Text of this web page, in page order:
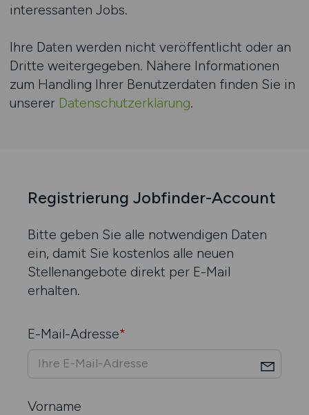
interessanten Jobs.
Ihre Daten werden nicht veröffentlicht oder an
Dritte weitergegeben. Nähere Informationen
zum Handling Ihrer Benutzerdaten finden Sie in
unserer Datenschutzerklärung.
Registrierung Jobfinder-Account
Bitte geben Sie alle notwendigen Daten
ein, damit Sie kostenlos alle neuen
Stellenangebote direkt per E-Mail
erhalten.
E-Mail-Adresse*
Vorname